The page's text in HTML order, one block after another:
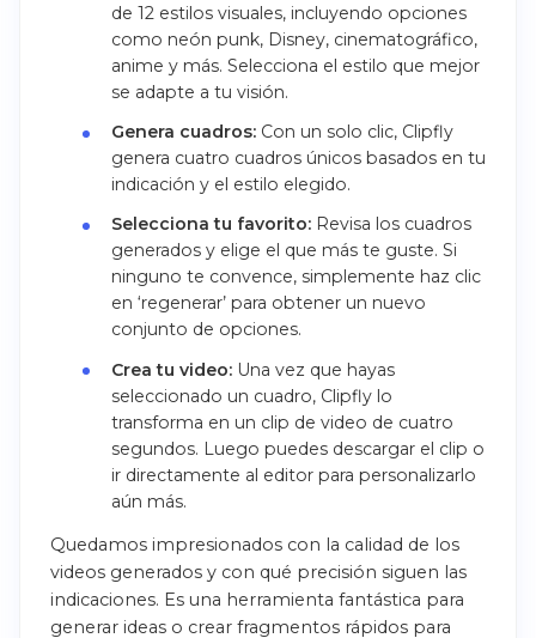
de 12 estilos visuales, incluyendo opciones
como neón punk, Disney, cinematográfico,
anime y más. Selecciona el estilo que mejor
se adapte a tu visión.
Genera cuadros:Con un solo clic, Clipfly
genera cuatro cuadros únicos basados en tu
indicación y el estilo elegido.
Selecciona tu favorito:Revisa los cuadros
generados y elige el que más te guste. Si
ninguno te convence, simplemente haz clic
en ‘regenerar’ para obtener un nuevo
conjunto de opciones.
Crea tu video:Una vez que hayas
seleccionado un cuadro, Clipfly lo
transforma en un clip de video de cuatro
segundos. Luego puedes descargar el clip o
ir directamente al editor para personalizarlo
aún más.
Quedamos impresionados con la calidad de los
videos generados y con qué precisión siguen las
indicaciones. Es una herramienta fantástica para
generar ideas o crear fragmentos rápidos para